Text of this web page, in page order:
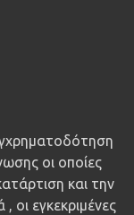
οι οποίες
και την
οι εγκεκριμένες